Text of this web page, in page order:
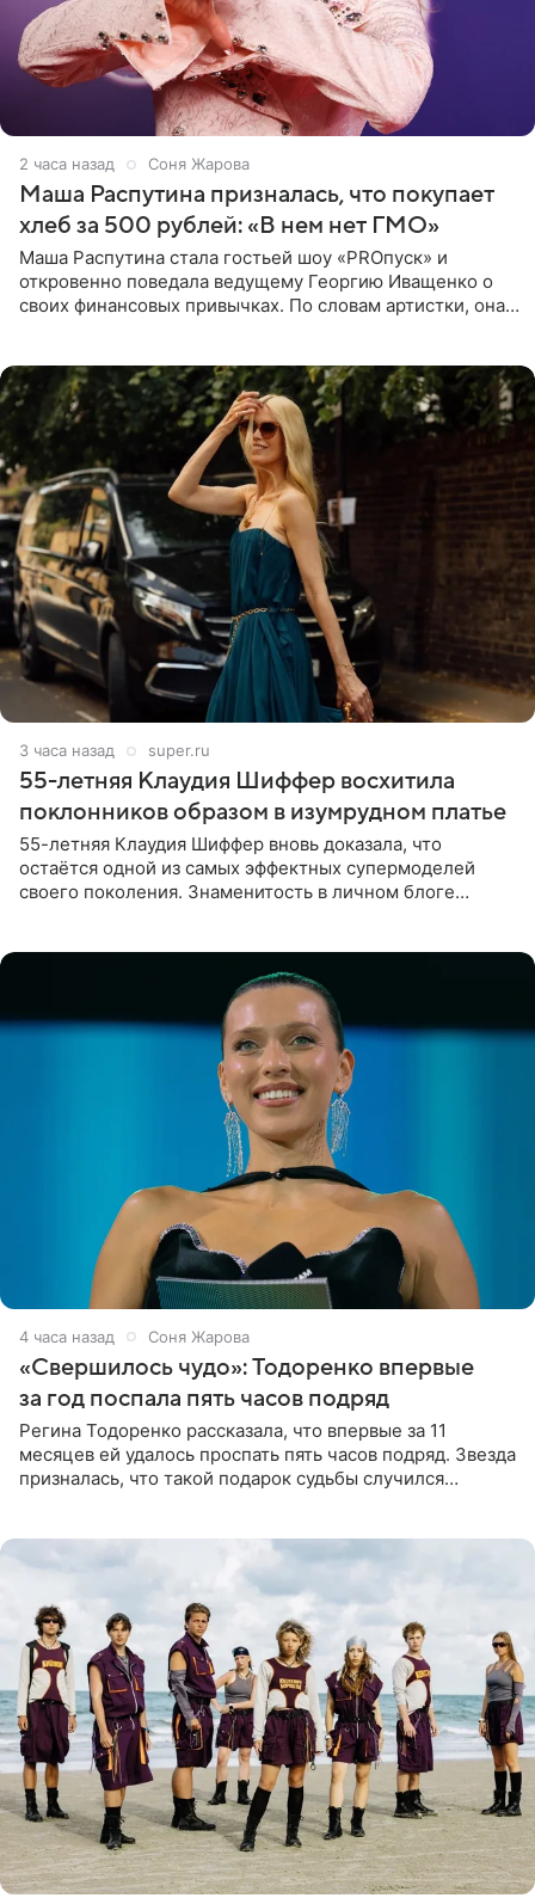
2 часа назад Соня Жарова
Маша Распутина призналась, что покупает
хлеб за 500 рублей: «В нем нет ГМО»
Маша Распутина стала гостьей шоу «PROпуск» и
откровенно поведала ведущему Георгию Иващенко о
своих финансовых привычках. По словам артистки, она
3 часа назад super.ru
55-летняя Клаудия Шиффер восхитила
поклонников образом в изумрудном платье
55-летняя Клаудия Шиффер вновь доказала, что
остаётся одной из самых эффектных супермоделей
своего поколения. Знаменитость в личном блоге
4 часа назад Соня Жарова
«Свершилось чудо»: Тодоренко впервые
за год поспала пять часов подряд
Регина Тодоренко рассказала, что впервые за 11
месяцев ей удалось проспать пять часов подряд. Звезда
призналась, что такой подарок судьбы случился